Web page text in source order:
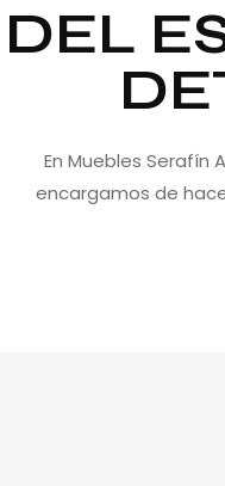
DEL
En Muebles Serafín
encargamos de